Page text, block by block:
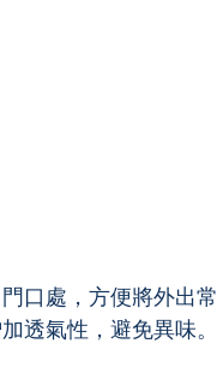
口處，方便將外出常
透氣性，避免異味。